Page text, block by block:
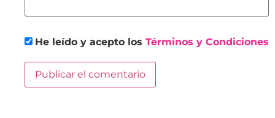
He leído y acepto los Términos y Condiciones